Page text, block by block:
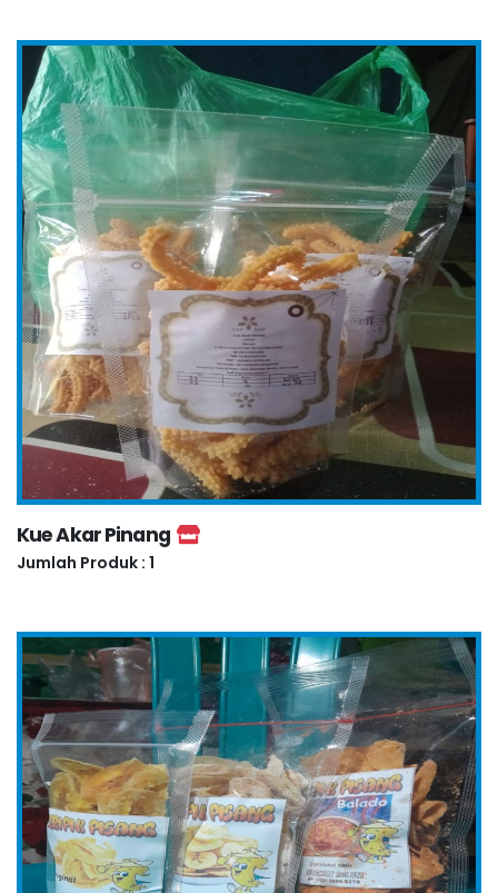
Kue Akar Pinang
Jumlah Produk : 1